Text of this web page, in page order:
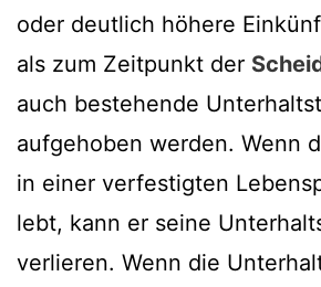
oder deutlich höhere
als zum Zeitpunkt der
auch bestehende
aufgehoben werden. Wenn
in einer verfestigten
lebt, kann er seine
verlieren. Wenn die